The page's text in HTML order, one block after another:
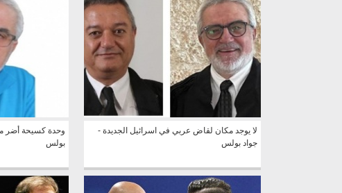
لا يوجد مكان لقاض عربي في اسرائيل الجديدة -
جواد بولس
وحدة كسيحة أضر
بولس